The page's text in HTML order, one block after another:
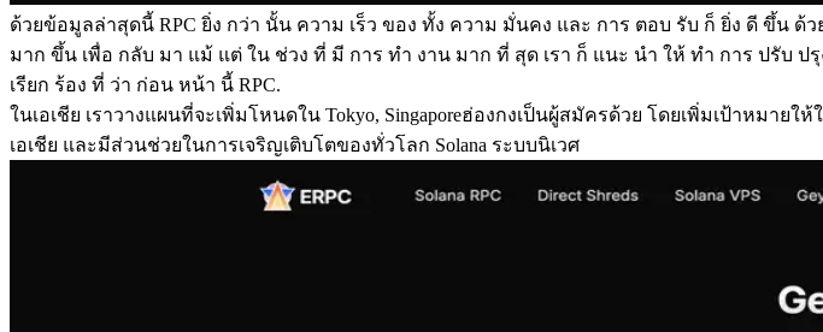
ด้วยข้อมูลล่าสุดนี้ RPC ยิ่ง กว่า นั้น ความ เร็ว ของ ทั้ง ความ มั่นคง และ การ ตอบ รับ ก็ ยิ่ง ดี ขึ้น
มาก ขึ้น เพื่อ กลับ มา แม้ แต่ ใน ช่วง ที่ มี การ ทํา งาน มาก ที่ สุด เรา ก็ แนะ นํา ให้ ทํา การ ปรับ ป
เรียก ร้อง ที่ ว่า ก่อน หน้า นี้ RPC.
ในเอเชีย เราวางแผนที่จะเพิ่มโหนดใน Tokyo, Singaporeฮ่องกงเป็นผู้สมัครด้วย โดยเพิ่มเป้าหมา
เอเชีย และมีส่วนช่วยในการเจริญเติบโตของทั่วโลก Solana ระบบนิเวศ